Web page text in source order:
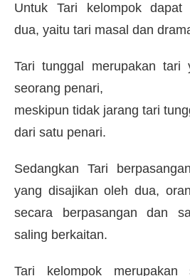
Untuk Tari kelompok dapat
dua, yaitu tari masal dan
Tari tunggal merupakan tari
seorang penari,
meskipun tidak jarang tari
dari satu penari.
Sedangkan Tari
yang disajikan oleh dua,
secara berpasangan dan
saling berkaitan.
Tari kelompok